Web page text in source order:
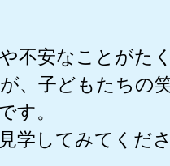
不安なことがた
、子どもたちの
す。
学してみてくだ